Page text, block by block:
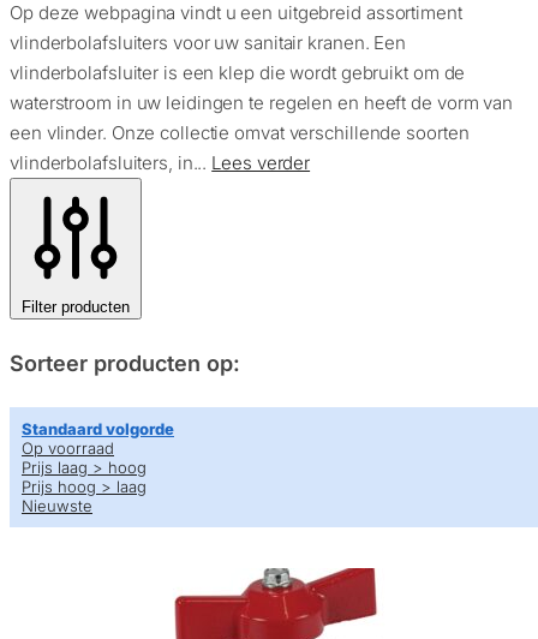
Op deze webpagina vindt u een uitgebreid assortiment
vlinderbolafsluiters voor uw sanitair kranen. Een
vlinderbolafsluiter is een klep die wordt gebruikt om de
waterstroom in uw leidingen te regelen en heeft de vorm van
een vlinder. Onze collectie omvat verschillende soorten
vlinderbolafsluiters, in... Lees verder
Filter producten
Sorteer producten op:
Standaard volgorde
Op voorraad
Prijs laag > hoog
Prijs hoog > laag
Nieuwste